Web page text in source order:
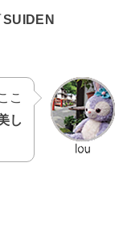
SUIDEN
こ
し